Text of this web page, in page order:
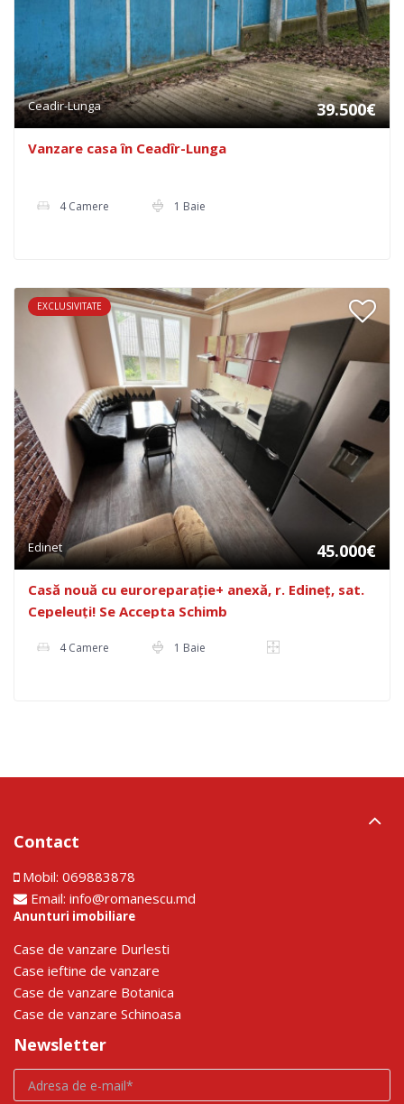
Ceadir-Lunga 39.500€
Vanzare casa în Ceadîr-Lunga
4 Camere 1 Baie
EXCLUSIVITATE
Edinet 45.000€
Casă nouă cu euroreparație+ anexă, r. Edineț, sat.
Cepeleuți! Se Accepta Schimb
4 Camere 1 Baie
Contact
Mobil: 069883878
Email: info@romanescu.md
Anunturi imobiliare
Сase de vanzare Durlesti
Сase ieftine de vanzare
Сase de vanzare Botanica
Сase de vanzare Schinoasa
Newsletter